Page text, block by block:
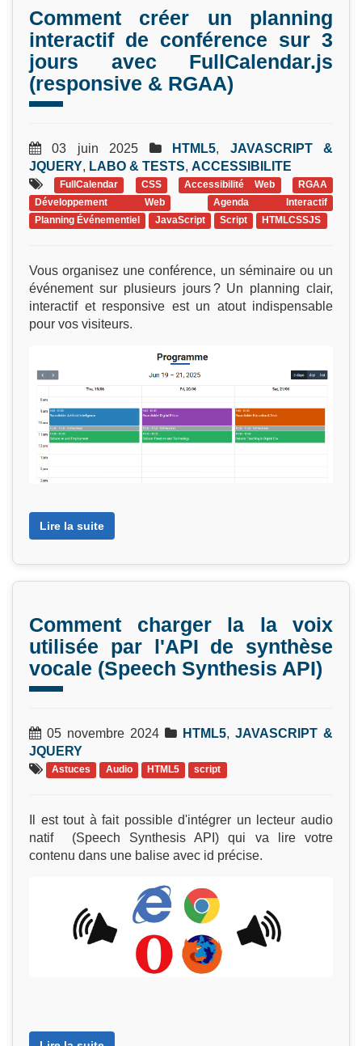
Comment créer un planning
interactif de conférence sur 3
jours avec FullCalendar.js
(responsive & RGAA)
03 juin 2025 HTML5, JAVASCRIPT &
JQUERY, LABO & TESTS, ACCESSIBILITE
FullCalendar CSS Accessibilité Web
RGAA
Développement Web
Agenda Interactif
Planning Événementiel
JavaScript Script HTMLCSSJS
Vous organisez une conférence, un séminaire ou un
événement sur plusieurs jours ? Un planning clair,
interactif et responsive est un atout indispensable
pour vos visiteurs.
Lire la suite
Comment charger la la voix
utilisée par l'API de synthèse
vocale (Speech Synthesis API)
05 novembre 2024 HTML5, JAVASCRIPT &
JQUERY
Astuces Audio HTML5 script
Il est tout à fait possible d'intégrer un lecteur audio
natif (Speech Synthesis API) qui va lire votre
contenu dans une balise avec id précise.